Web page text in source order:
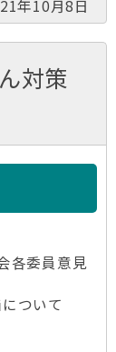
年10月8日
対策
各委員意見
ついて